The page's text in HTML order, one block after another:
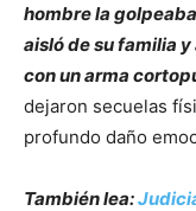
hombre la
aisló de su familia
con un arma
dejaron secuelas
profundo daño
También lea: